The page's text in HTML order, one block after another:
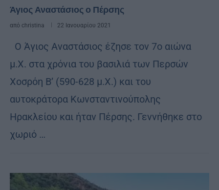
Άγιος Αναστάσιος ο Πέρσης
από christina 22 Ιανουαρίου 2021
Ο Άγιος Αναστάσιος έζησε τον 7ο αιώνα
μ.Χ. στα χρόνια του βασιλιά των Περσών
Χοσρόη Β’ (590-628 μ.Χ.) και του
αυτοκράτορα Κωνσταντινούπολης
Ηρακλείου και ήταν Πέρσης. Γεννήθηκε στο
χωριό …